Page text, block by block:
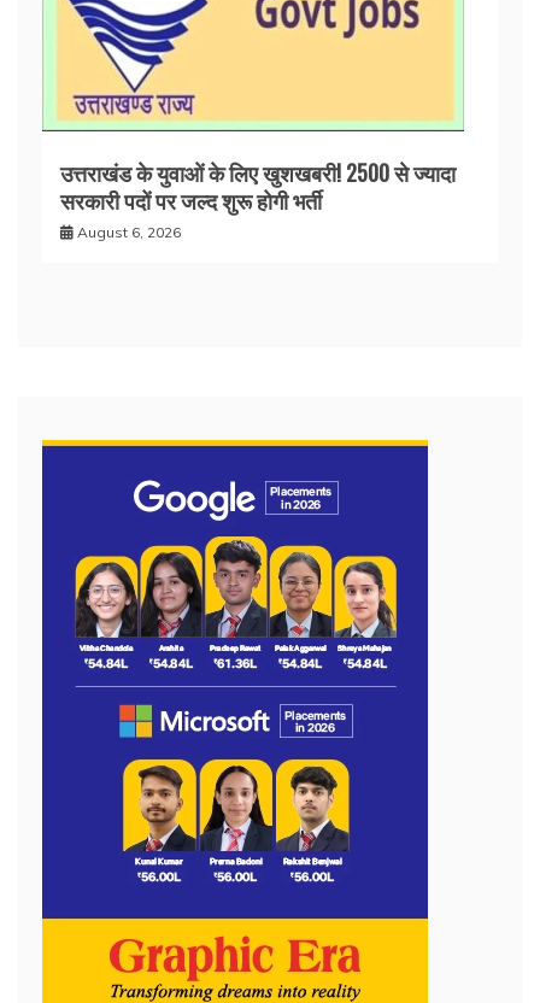
उत्तराखंड के युवाओं के लिए खुशखबरी! 2500 से ज्यादा
सरकारी पदों पर जल्द शुरू होगी भर्ती
August 6, 2026